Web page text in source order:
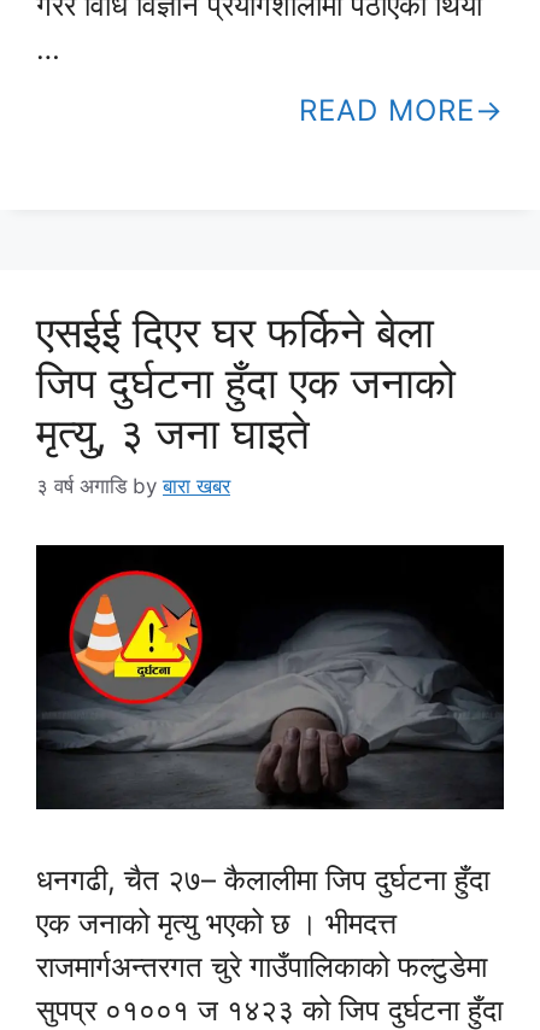
…
READ MORE
एसईई दिएर घर फर्किने बेला
जिप दुर्घटना हुँदा एक जनाको
मृत्यु, ३ जना घाइते
३ वर्ष अगाडि byबारा खबर
धनगढी, चैत २७– कैलालीमा जिप दुर्घटना हुँदा
एक जनाको मृत्यु भएको छ । भीमदत्त
राजमार्गअन्तरगत चुरे गाउँपालिकाको फल्टुडेमा
सुपप्र ०१००१ ज १४२३ को जिप दुर्घटना हुँदा